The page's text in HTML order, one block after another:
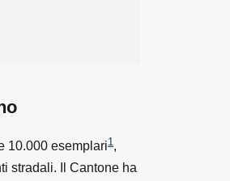
10.000 esemplari1 ,
stradali. Il Cantone ha